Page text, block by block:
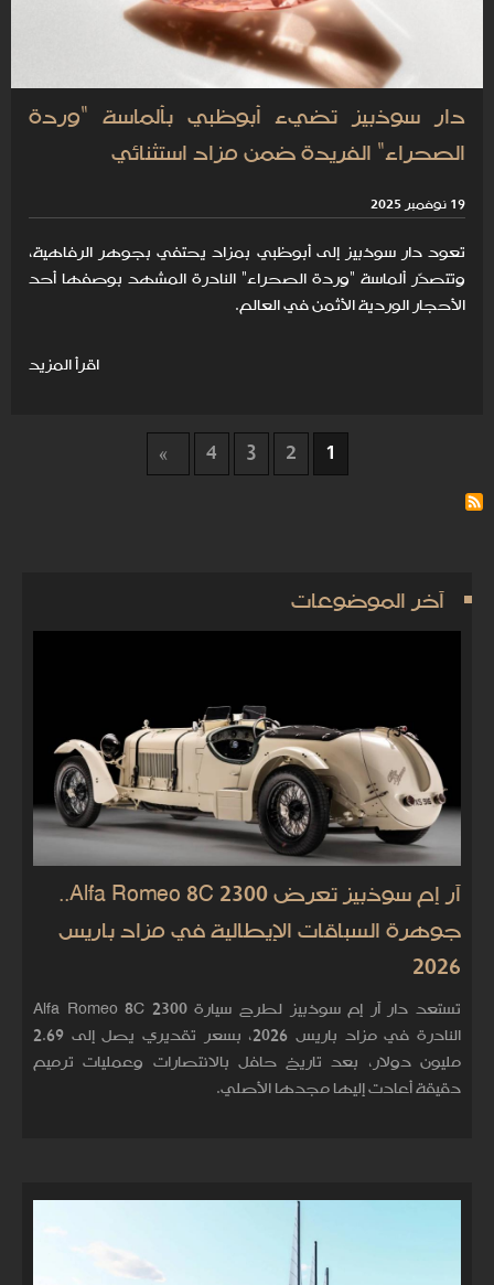
دار سوذبيز تضيء أبوظبي بألماسة "وردة
الصحراء" الفريدة ضمن مزاد استثنائي
19 نوفمبر 2025
تعود دار سوذبيز إلى أبوظبي بمزاد يحتفي بجوهر الرفاهية،
وتتصدّر ألماسة "وردة الصحراء" النادرة المشهد بوصفها أحد
الأحجار الوردية الأثمن في العالم.
اقرأ المزيد
1
2
3
4
آخر الموضوعات
آر إم سوذبيز تعرض Alfa Romeo 8C 2300..
جوهرة السباقات الإيطالية في مزاد باريس
2026
تستعد دار آر إم سوذبيز لطرح سيارة Alfa Romeo 8C 2300
النادرة في مزاد باريس 2026، بسعر تقديري يصل إلى 2.69
مليون دولار، بعد تاريخ حافل بالانتصارات وعمليات ترميم
دقيقة أعادت إليها مجدها الأصلي.